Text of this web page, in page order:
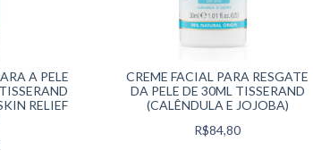
A PELE
RELIEF
CREME FACIAL PARA RESGATE
DA PELE DE 30ML TISSERAND
(CALÊNDULA E JOJOBA)
R$84,80